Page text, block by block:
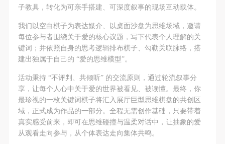
子教具，转化为可亲手搭建、可深度叙事的现场互动载体。
我们以空白棋子为表达媒介、以桌面沙盘为思维场域，邀请
每位参与者围绕关于爱的核心议题，写下代表个人理解的关
键词；并依照自身的思考逻辑排布棋子、勾勒关联脉络，搭
建出独属于自己的 “爱的思维模型”。
活动秉持 “不评判、共倾听” 的交流原则，通过轮流叙事分
享，让每个人心中关于爱的世界被看见、被读懂。最终，你
最珍视的一枚关键词棋子将汇入展厅巨型思维棋盘的共创区
域，正式成为作品的一部分。全程无需创作基础，只要带着
真实感受前来，即可在思维碰撞与温柔对话中，让抽象的爱
从观看走向参与，从个体表达走向集体共鸣。
故，活动中任何非事故当事人及美术馆将不承担人身
成员应当积极主动的组织实施救援工作，但对事故本
身不承担任何法律责任和经济责任。参加本次活动者
的人身安全不负有民事及相关连带责任。
第五条
参加活动者在此次活动期间应主动遵守美术馆活动秩
序、维护美术馆场地及展示、展览、馆藏艺术作品及
衍生品的安全。活动中一旦因个人原因造成美术馆场
地、空间、艺术品、衍生品等受到不同程度的损失、
故，活动中任何非事故当事人及美术馆将不承担人身
成员应当积极主动的组织实施救援工作，但对事故本
身不承担任何法律责任和经济责任。参加本次活动者
的人身安全不负有民事及相关连带责任。
第五条
参加活动者在此次活动期间应主动遵守美术馆活动秩
序、维护美术馆场地及展示、展览、馆藏艺术作品及
衍生品的安全。活动中一旦因个人原因造成美术馆场
地、空间、艺术品、衍生品等受到不同程度的损失、
故，活动中任何非事故当事人及美术馆将不承担人身
成员应当积极主动的组织实施救援工作，但对事故本
身不承担任何法律责任和经济责任。参加本次活动者
的人身安全不负有民事及相关连带责任。
第五条
参加活动者在此次活动期间应主动遵守美术馆活动秩
序、维护美术馆场地及展示、展览、馆藏艺术作品及
衍生品的安全。活动中一旦因个人原因造成美术馆场
地、空间、艺术品、衍生品等受到不同程度的损失、